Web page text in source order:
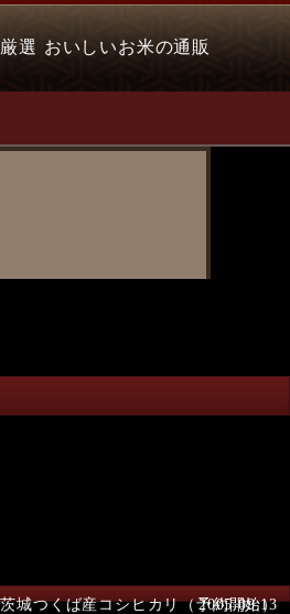
選 おいしいお米の通販
城つくば産コシヒカリ（予約開始）
2005.09.13